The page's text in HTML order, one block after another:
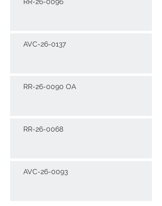
AVC-26-0137
RR-26-0090 OA
RR-26-0068
AVC-26-0093